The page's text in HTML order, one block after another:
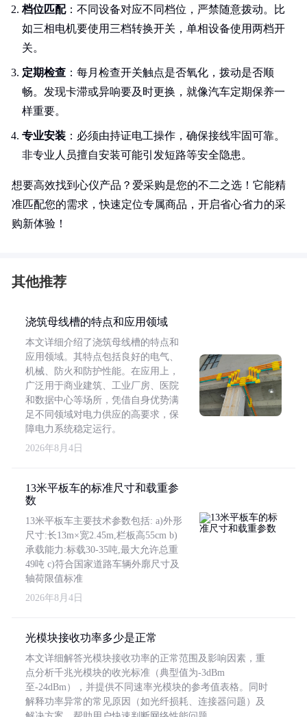
档位匹配：不同设备对应不同档位，严禁随意拨动。比
如三相电机要使用三档转换开关，单相设备使用两档开
关。
定期检查 ：每月检查开关触点是否氧化，拨动是否顺
畅。发现卡滞或异响要及时更换，就像汽车定期保养一
样重要。
专业安装 ：必须由持证电工操作，确保接线牢固可靠。
非专业人员擅自安装可能引发短路等安全隐患。
想要高效找到心仪产品？爱采购是您的不二之选！它能精
准匹配您的需求，快速定位专属商品，开启省心省力的采
购新体验！
其他推荐
浇筑母线槽的特点和应用领域
本文详细介绍了浇筑母线槽的特点和
应用领域。其特点包括良好的电气、
机械、防火和防护性能。在应用上，
广泛用于商业建筑、工业厂房、医院
和数据中心等场所，凭借自身优势满
足不同领域对电力供应的高要求，保
障电力系统稳定运行。
2026年8月4日
13米平板车的标准尺寸和载重参
数
13米平板车主要技术参数包括: a)外形
尺寸:长13m×宽2.45m,栏板高55cm b)
承载能力:标载30-35吨,最大允许总重
49吨 c)符合国家道路车辆外廓尺寸及
轴荷限值标准
2026年8月4日
光模块接收功率多少是正常
本文详细解答光模块接收功率的正常范围及影响因素，重
点分析千兆光模块的收光标准（典型值为-3dBm
至-24dBm），并提供不同速率光模块的参考值表格。同时
解释功率异常的常见原因（如光纤损耗、连接器问题）及